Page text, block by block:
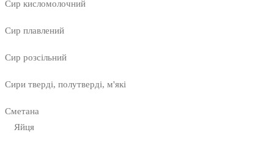
Сир кисломолочний
Сир плавлений
Сир розсільний
Сири тверді, полутверді, м'які
Сметана
Яйця